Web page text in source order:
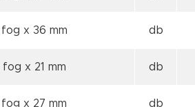
fog x 36 mm db
fog x 21 mm db
fog x 27 mm db